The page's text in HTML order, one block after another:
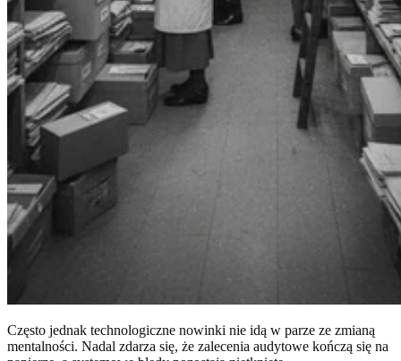
Często jednak technologiczne nowinki nie idą w parze ze zmianą
mentalności. Nadal zdarza się, że zalecenia audytowe kończą się na